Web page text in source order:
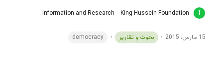
Information and Research - King Hussein Foundation
15 مارس، 2015 بحوث و تقارير democracy